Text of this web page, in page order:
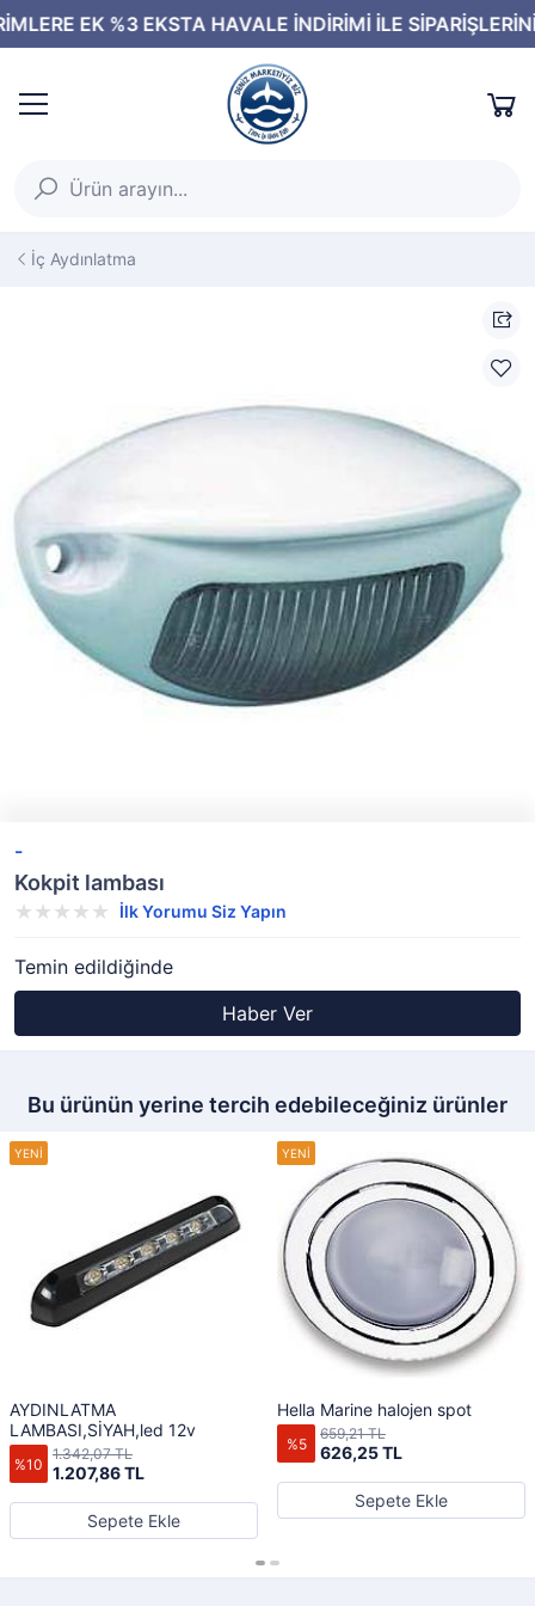
İç Aydınlatma
-
Kokpit lambası
İlk Yorumu Siz Yapın
Temin edildiğinde
Haber Ver
Bu ürünün yerine tercih edebileceğiniz ürünler
AYDINLATMA
LAMBASI,SİYAH,led 12v
%10 1.207,86 TL
1.342,07 TL
Sepete Ekle
Hella Marine halojen spot
%5 626,25 TL
659,21 TL
Sepete Ekle